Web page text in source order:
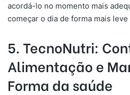
acordá-lo no momento mais
começar o dia de forma mais
5. TecnoNutri:
Alimentação e
Forma da saúde